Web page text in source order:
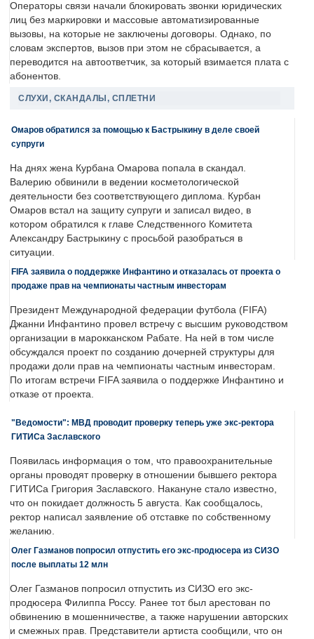
Операторы связи начали блокировать звонки юридических
лиц без маркировки и массовые автоматизированные
вызовы, на которые не заключены договоры. Однако, по
словам экспертов, вызов при этом не сбрасывается, а
переводится на автоответчик, за который взимается плата с
абонентов.
СЛУХИ, СКАНДАЛЫ, СПЛЕТНИ
Омаров обратился за помощью к Бастрыкину в деле своей
супруги
На днях жена Курбана Омарова попала в скандал.
Валерию обвинили в ведении косметологической
деятельности без соответствующего диплома. Курбан
Омаров встал на защиту супруги и записал видео, в
котором обратился к главе Следственного Комитета
Александру Бастрыкину с просьбой разобраться в
ситуации.
FIFA заявила о поддержке Инфантино и отказалась от проекта о
продаже прав на чемпионаты частным инвесторам
Президент Международной федерации футбола (FIFA)
Джанни Инфантино провел встречу с высшим руководством
организации в марокканском Рабате. На ней в том числе
обсуждался проект по созданию дочерней структуры для
продажи доли прав на чемпионаты частным инвесторам.
По итогам встречи FIFA заявила о поддержке Инфантино и
отказе от проекта.
"Ведомости": МВД проводит проверку теперь уже экс-ректора
ГИТИСа Заславского
Появилась информация о том, что правоохранительные
органы проводят проверку в отношении бывшего ректора
ГИТИСа Григория Заславского. Накануне стало известно,
что он покидает должность 5 августа. Как сообщалось,
ректор написал заявление об отставке по собственному
желанию.
Олег Газманов попросил отпустить его экс-продюсера из СИЗО
после выплаты 12 млн
Олег Газманов попросил отпустить из СИЗО его экс-
продюсера Филиппа Россу. Ранее тот был арестован по
обвинению в мошенничестве, а также нарушении авторских
и смежных прав. Представители артиста сообщили, что он